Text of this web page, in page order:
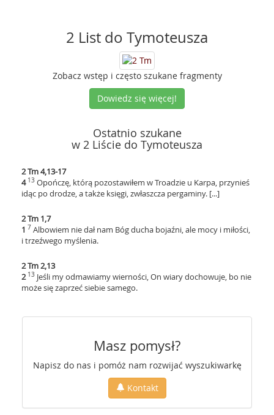
2 List do Tymoteusza
Zobacz wstęp i często szukane fragmenty
Dowiedz się więcej!
Ostatnio szukane
w 2 Liście do Tymoteusza
2 Tm 4,13-17
4 13 Opończę, którą pozostawiłem w Troadzie u Karpa, przynieś
idąc po drodze, a także księgi, zwłaszcza pergaminy. [...]
2 Tm 1,7
1 7 Albowiem nie dał nam Bóg ducha bojaźni, ale mocy i miłości,
i trzeźwego myślenia.
2 Tm 2,13
2 13 Jeśli my odmawiamy wierności, On wiary dochowuje, bo nie
może się zaprzeć siebie samego.
Masz pomysł?
Napisz do nas i pomóż nam rozwijać wyszukiwarkę
Kontakt